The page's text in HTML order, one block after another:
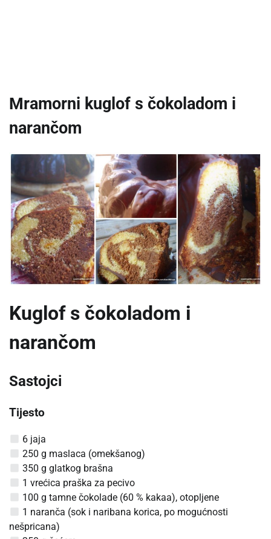
Mramorni kuglof s čokoladom i
narančom
Kuglof s čokoladom i
narančom
Sastojci
Tijesto
6 jaja
250 g maslaca (omekšanog)
350 g glatkog brašna
1 vrećica praška za pecivo
100 g tamne čokolade (60 % kakaa), otopljene
1 naranča (sok i naribana korica, po mogućnosti
nešpricana)